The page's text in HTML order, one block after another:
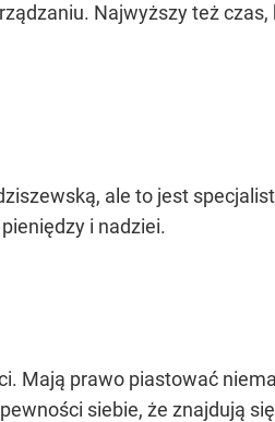
Najwyższy też czas,
ale to jest
i nadziei.
Mają prawo piastować niemal
siebie, że znajdują się